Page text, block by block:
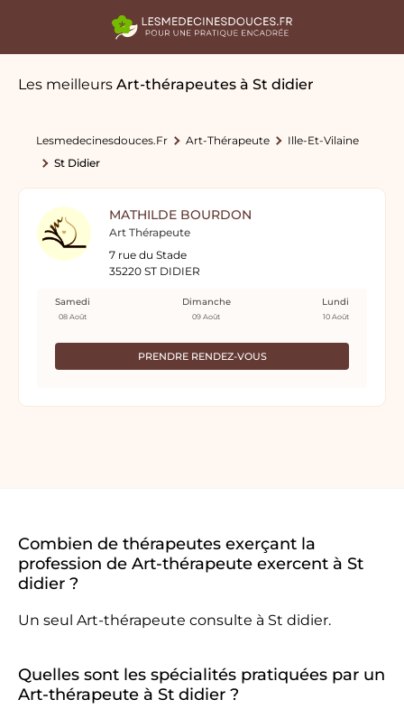
Les meilleurs Art-thérapeutes à St didier
Lesmedecinesdouces.fr Art-Thérapeute
Ille-Et-Vilaine
St Didier
MATHILDE BOURDON
Art Thérapeute
7 rue du Stade
35220 ST DIDIER
PRENDRE RENDEZ-VOUS
Samedi
08 Août
Dimanche
09 Août
Lundi
10 Août
Combien de thérapeutes exerçant la
profession de Art-thérapeute exercent à St
didier ?
Un seul Art-thérapeute consulte à St didier.
Quelles sont les spécialités pratiquées par un
Art-thérapeute à St didier ?